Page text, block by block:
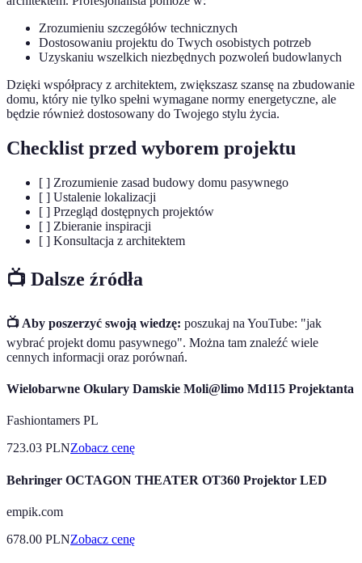
Zrozumieniu szczegółów technicznych
Dostosowaniu projektu do Twych osobistych potrzeb
Uzyskaniu wszelkich niezbędnych pozwoleń budowlanych
Dzięki współpracy z architektem, zwiększasz szansę na zbudowanie
domu, który nie tylko spełni wymagane normy energetyczne, ale
będzie również dostosowany do Twojego stylu życia.
Checklist przed wyborem projektu
[ ] Zrozumienie zasad budowy domu pasywnego
[ ] Ustalenie lokalizacji
[ ] Przegląd dostępnych projektów
[ ] Zbieranie inspiracji
[ ] Konsultacja z architektem
📺 Dalsze źródła
📺 Aby poszerzyć swoją wiedzę: poszukaj na YouTube: "jak
wybrać projekt domu pasywnego". Można tam znaleźć wiele
cennych informacji oraz porównań.
Wielobarwne Okulary Damskie Moli@limo Md115 Projektanta
Fashiontamers PL
723.03 PLNZobacz cenę
Behringer OCTAGON THEATER OT360 Projektor LED
empik.com
678.00 PLNZobacz cenę